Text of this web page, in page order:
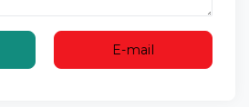
E-mail